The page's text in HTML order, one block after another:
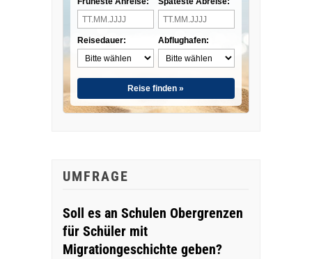
Reisedauer: Abflughafen:
Reise finden »
UMFRAGE
Soll es an Schulen Obergrenzen
für Schüler mit
Migrationgeschichte geben?